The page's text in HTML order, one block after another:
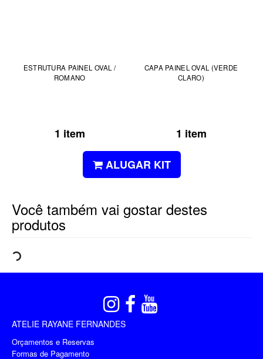
ESTRUTURA PAINEL OVAL /
ROMANO
1 item
CAPA PAINEL OVAL (VERDE
CLARO)
1 item
ALUGAR KIT
Você também vai gostar destes
produtos
ATELIE RAYANE FERNANDES
Orçamentos e Reservas
Formas de Pagamento